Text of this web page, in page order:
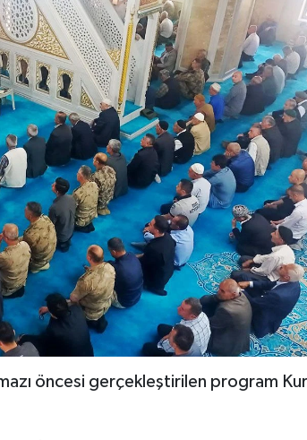
öncesi gerçekleştirilen program